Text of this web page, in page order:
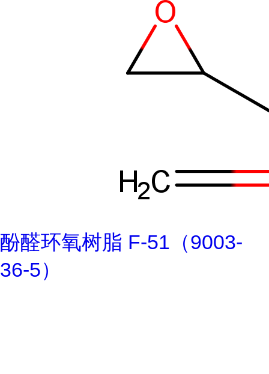
酚醛环氧树脂 F-51（9003-
36-5）